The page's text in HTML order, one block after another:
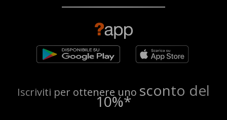
Iscriviti per ottenere uno sconto del
10%*